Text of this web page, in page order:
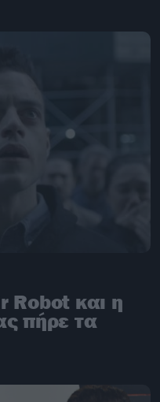
Robot και η
πήρε τα